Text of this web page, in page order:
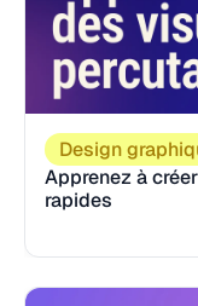
Design
Apprenez à
rapides